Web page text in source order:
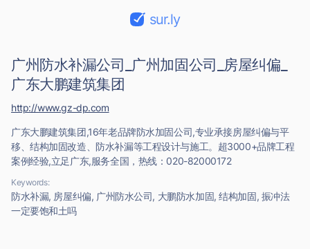
sur.ly
广州防水补漏公司_广州加固公司_房屋纠偏_
广东大鹏建筑集团
广东大鹏建筑集团,16年老品牌防水加固公司,专业承接房屋纠偏与平
移、结构加固改造、防水补漏等工程设计与施工。超3000+品牌工程
案例经验,立足广东,服务全国，热线：020-82000172
Keywords:
防水补漏, 房屋纠偏, 广州防水公司, 大鹏防水加固, 结构加固, 振冲法
一定要饱和土吗
http://www.gz-dp.com